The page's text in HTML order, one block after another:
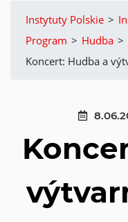
Instytuty Polskie >
Program > Hudba >
Koncert: Hudba a